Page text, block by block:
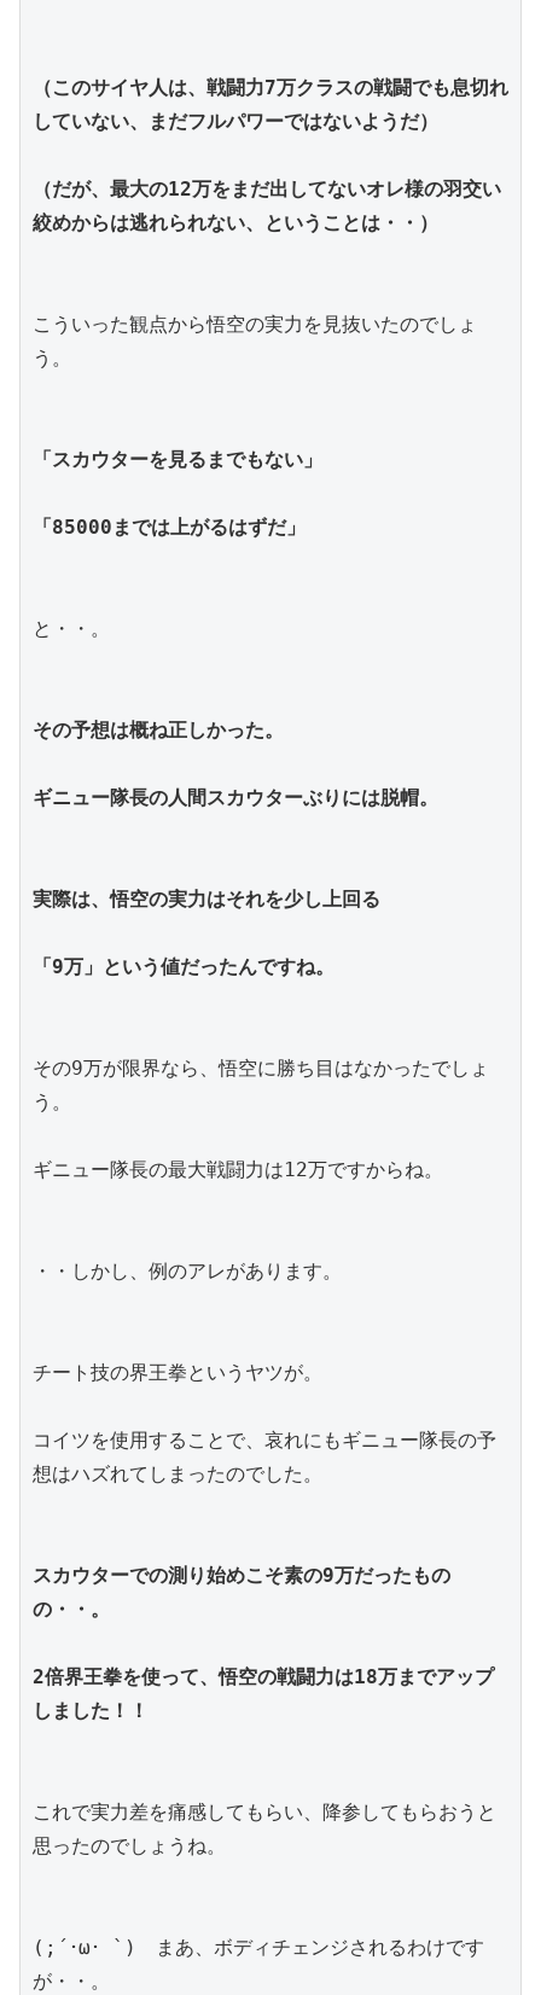
（このサイヤ人は、戦闘力7万クラスの戦闘でも息切れ
していない、まだフルパワーではないようだ）
（だが、最大の12万をまだ出してないオレ様の羽交い
絞めからは逃れられない、ということは・・）
こういった観点から悟空の実力を見抜いたのでしょ
う。
「スカウターを見るまでもない」
「85000までは上がるはずだ」
と・・。
その予想は概ね正しかった。
ギニュー隊長の人間スカウターぶりには脱帽。
実際は、悟空の実力はそれを少し上回る
「9万」という値だったんですね。
その9万が限界なら、悟空に勝ち目はなかったでしょ
う。
ギニュー隊長の最大戦闘力は12万ですからね。
・・しかし、例のアレがあります。
チート技の界王拳というヤツが。
コイツを使用することで、哀れにもギニュー隊長の予
想はハズれてしまったのでした。
スカウターでの測り始めこそ素の9万だったもの
の・・。
2倍界王拳を使って、悟空の戦闘力は18万までアップ
しました！！
これで実力差を痛感してもらい、降参してもらおうと
思ったのでしょうね。
(;´･ω･ `)　まあ、ボディチェンジされるわけです
が・・。